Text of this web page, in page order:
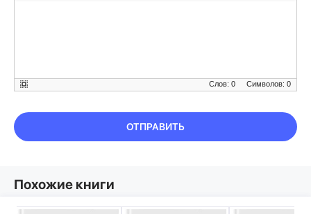
Символов: 0
Слов: 0
ОТПРАВИТЬ
Похожие книги